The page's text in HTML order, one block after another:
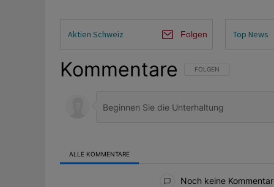
Aktien Schweiz Folgen Top News
Kommentare FOLGE DIESER
FOLGEN
ALLE KOMMENTARE
Noch keine